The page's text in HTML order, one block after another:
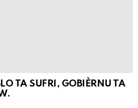
TA SUFRI, GOBIÈRNU TA